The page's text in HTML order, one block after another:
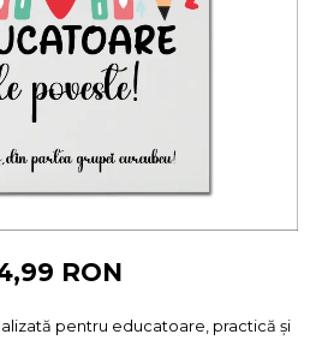
vin
RON
pentru educatoare, practică și